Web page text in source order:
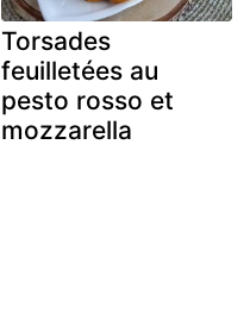
Torsades
feuilletées au
pesto rosso et
mozzarella